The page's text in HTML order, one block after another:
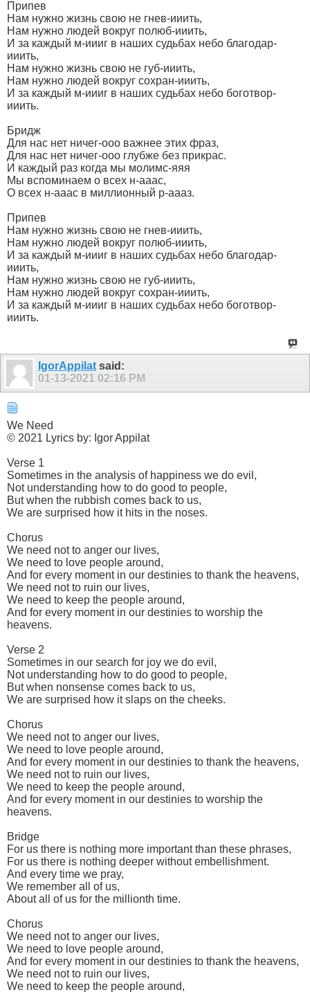
Припев
Нам нужно жизнь свою не гнев-ииить,
Нам нужно людей вокруг полюб-ииить,
И за каждый м-иииг в наших судьбах небо благодар-
ииить,
Нам нужно жизнь свою не губ-ииить,
Нам нужно людей вокруг сохран-ииить,
И за каждый м-иииг в наших судьбах небо боготвор-
ииить.
Бридж
Для нас нет ничег-ооо важнее этих фраз,
Для нас нет ничег-ооо глубже без прикрас.
И каждый раз когда мы молимс-яяя
Мы вспоминаем о всех н-ааас,
О всех н-ааас в миллионный р-аааз.
Припев
Нам нужно жизнь свою не гнев-ииить,
Нам нужно людей вокруг полюб-ииить,
И за каждый м-иииг в наших судьбах небо благодар-
ииить,
Нам нужно жизнь свою не губ-ииить,
Нам нужно людей вокруг сохран-ииить,
И за каждый м-иииг в наших судьбах небо боготвор-
ииить.
IgorAppilat said:
01-13-2021 02:16 PM
We Need
© 2021 Lyrics by: Igor Appilat
Verse 1
Sometimes in the analysis of happiness we do evil,
Not understanding how to do good to people,
But when the rubbish comes back to us,
We are surprised how it hits in the noses.
Chorus
We need not to anger our lives,
We need to love people around,
And for every moment in our destinies to thank the heavens,
We need not to ruin our lives,
We need to keep the people around,
And for every moment in our destinies to worship the
heavens.
Verse 2
Sometimes in our search for joy we do evil,
Not understanding how to do good to people,
But when nonsense comes back to us,
We are surprised how it slaps on the cheeks.
Chorus
We need not to anger our lives,
We need to love people around,
And for every moment in our destinies to thank the heavens,
We need not to ruin our lives,
We need to keep the people around,
And for every moment in our destinies to worship the
heavens.
Bridge
For us there is nothing more important than these phrases,
For us there is nothing deeper without embellishment.
And every time we pray,
We remember all of us,
About all of us for the millionth time.
Chorus
We need not to anger our lives,
We need to love people around,
And for every moment in our destinies to thank the heavens,
We need not to ruin our lives,
We need to keep the people around,